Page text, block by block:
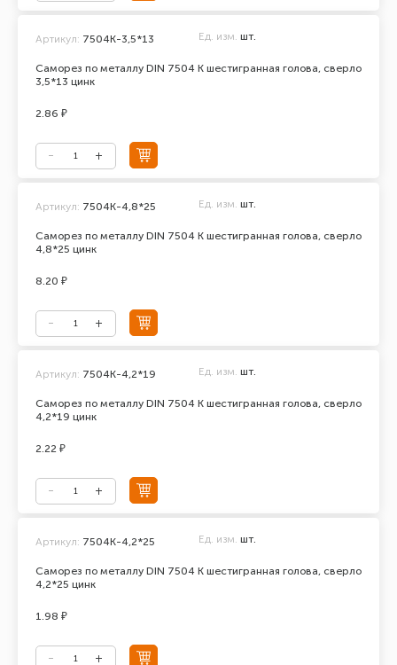
Саморез по металлу DIN 7504 К шестигранная голова, сверло
3,5*13 цинк
Артикул: 7504К-3,5*13 Ед. изм. шт.
2.86 ₽
Саморез по металлу DIN 7504 К шестигранная голова, сверло
4,8*25 цинк
Артикул: 7504К-4,8*25 Ед. изм. шт.
8.20 ₽
Саморез по металлу DIN 7504 К шестигранная голова, сверло
4,2*19 цинк
Артикул: 7504К-4,2*19 Ед. изм. шт.
2.22 ₽
Саморез по металлу DIN 7504 К шестигранная голова, сверло
4,2*25 цинк
Артикул: 7504К-4,2*25 Ед. изм. шт.
1.98 ₽